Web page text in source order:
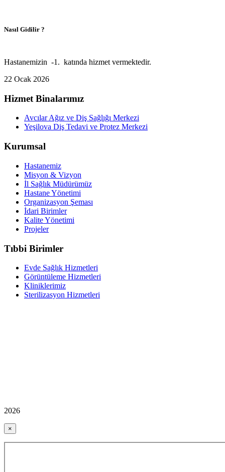
Nasıl Gidilir ?
Hastanemizin -1. katında hizmet vermektedir.
22 Ocak 2026
Hizmet Binalarımız
Avcılar Ağız ve Diş Sağlığı Merkezi
Yeşilova Diş Tedavi ve Protez Merkezi
Kurumsal
Hastanemiz
Misyon & Vizyon
İl Sağlık Müdürümüz
Hastane Yönetimi
Organizasyon Şeması
İdari Birimler
Kalite Yönetimi
Projeler
Tıbbi Birimler
Evde Sağlık Hizmetleri
Görüntüleme Hizmetleri
Kliniklerimiz
Sterilizasyon Hizmetleri
2026
×